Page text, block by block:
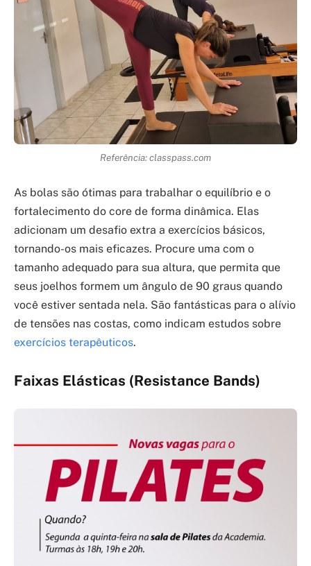
Referência: classpass.com
As bolas são ótimas para trabalhar o equilíbrio e o
fortalecimento do core de forma dinâmica. Elas
adicionam um desafio extra a exercícios básicos,
tornando-os mais eficazes. Procure uma com o
tamanho adequado para sua altura, que permita que
seus joelhos formem um ângulo de 90 graus quando
você estiver sentada nela. São fantásticas para o alívio
de tensões nas costas, como indicam estudos sobre
exercícios terapêuticos.
Faixas Elásticas (Resistance Bands)